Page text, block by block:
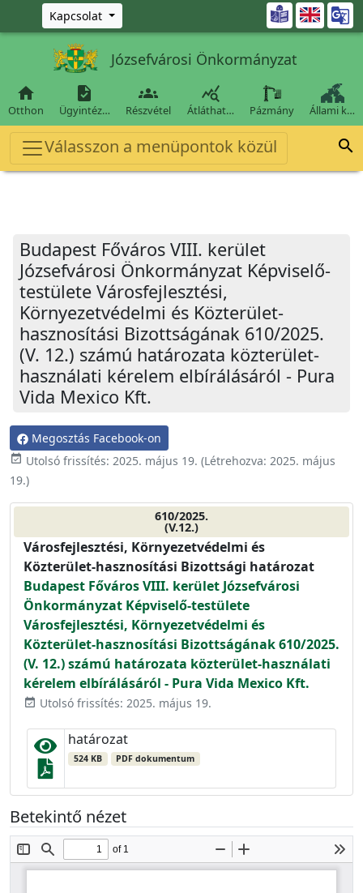
Ugrás a fő tartalomra
Kapcsolat 
Józsefvárosi Önkormányzat

Otthon

Ügyintéz…

Részvétel

Átláthat… Pázmány Állami k…
Válasszon a menüpontok közül 
Budapest Főváros VIII. kerület
Józsefvárosi Önkormányzat Képviselő-
testülete Városfejlesztési,
Környezetvédelmi és Közterület-
hasznosítási Bizottságának 610/2025.
(V. 12.) számú határozata közterület-
használati kérelem elbírálásáról - Pura
Vida Mexico Kft.
Megosztás Facebook-on
event_available Utolsó frissítés: 2025. május 19. (Létrehozva: 2025. május
19.)
610/2025.
(V.12.)
Városfejlesztési, Környezetvédelmi és
Közterület-hasznosítási Bizottsági határozat
Budapest Főváros VIII. kerület Józsefvárosi
Önkormányzat Képviselő-testülete
Városfejlesztési, Környezetvédelmi és
Közterület-hasznosítási Bizottságának 610/2025.
(V. 12.) számú határozata közterület-használati
kérelem elbírálásáról - Pura Vida Mexico Kft.
event_available Utolsó frissítés: 2025. május 19.
határozat
524 KB PDF dokumentum
Betekintő nézet